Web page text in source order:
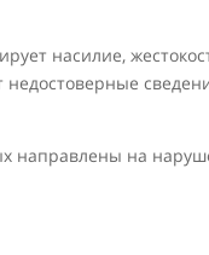
насилие,
направлены на